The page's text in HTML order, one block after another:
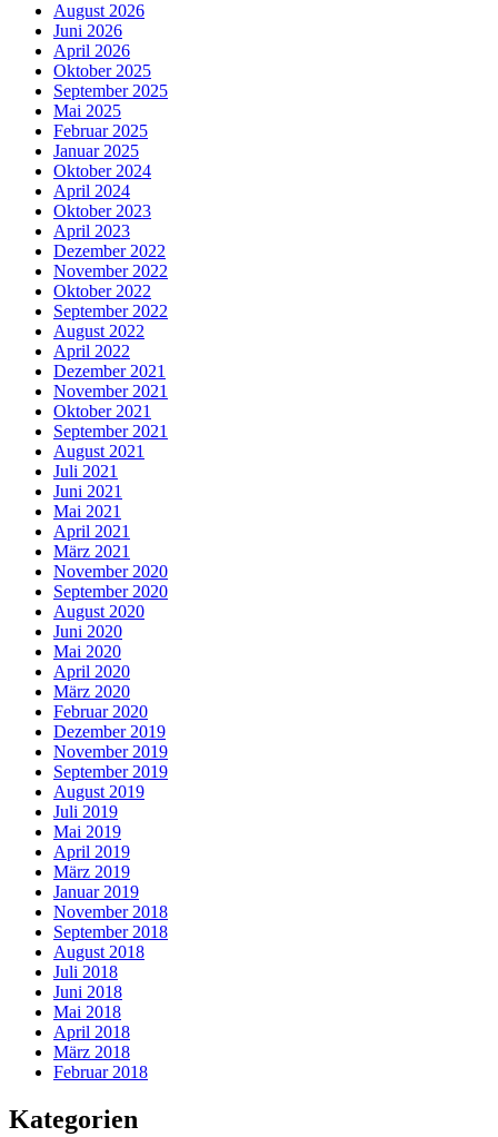
August 2026
Juni 2026
April 2026
Oktober 2025
September 2025
Mai 2025
Februar 2025
Januar 2025
Oktober 2024
April 2024
Oktober 2023
April 2023
Dezember 2022
November 2022
Oktober 2022
September 2022
August 2022
April 2022
Dezember 2021
November 2021
Oktober 2021
September 2021
August 2021
Juli 2021
Juni 2021
Mai 2021
April 2021
März 2021
November 2020
September 2020
August 2020
Juni 2020
Mai 2020
April 2020
März 2020
Februar 2020
Dezember 2019
November 2019
September 2019
August 2019
Juli 2019
Mai 2019
April 2019
März 2019
Januar 2019
November 2018
September 2018
August 2018
Juli 2018
Juni 2018
Mai 2018
April 2018
März 2018
Februar 2018
Kategorien